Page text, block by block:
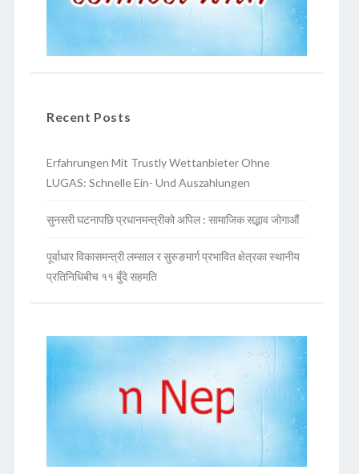
Recent Posts
Erfahrungen Mit Trustly Wettanbieter Ohne
LUGAS: Schnelle Ein- Und Auszahlungen
सुनसरी घटनापछि प्रधानमन्त्रीको अपिल : सामाजिक सद्भाव जोगाऔं
पूर्वाधार विकासमन्त्री लम्साल र सुरुङमार्ग प्रभावित क्षेत्रका स्थानीय
प्रतिनिधिबीच ११ बुँदे सहमति